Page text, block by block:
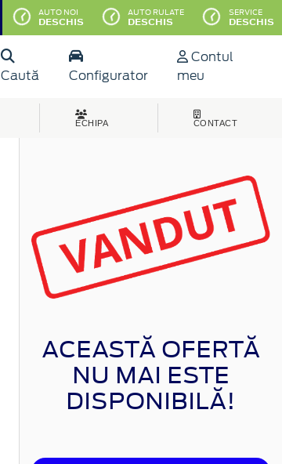
AUTO NOI
DESCHIS
AUTO RULATE
DESCHIS
SERVICE
DESCHIS
Caută Configurator
Contul
meu
ECHIPA CONTACT
ACEASTĂ OFERTĂ
NU MAI ESTE
DISPONIBILĂ!